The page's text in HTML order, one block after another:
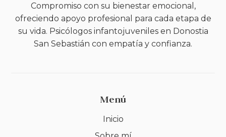
Compromiso con su bienestar emocional,
ofreciendo apoyo profesional para cada etapa de
su vida. Psicólogos infantojuveniles en Donostia
San Sebastián con empatía y confianza.
Menú
Inicio